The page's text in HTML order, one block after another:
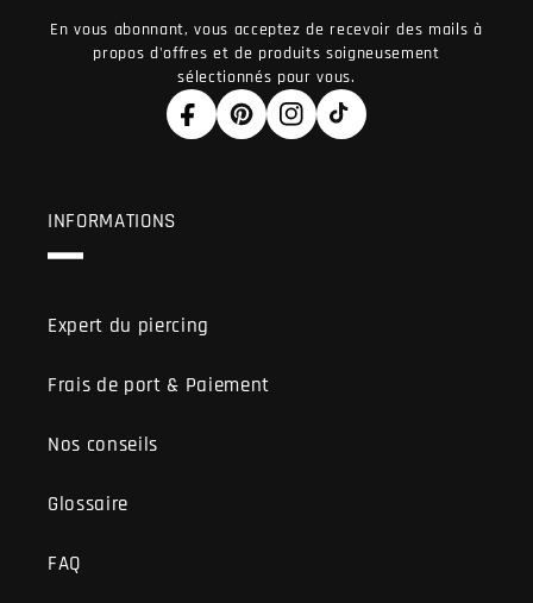
En vous abonnant, vous acceptez de recevoir des mails à
propos d'offres et de produits soigneusement
sélectionnés pour vous.
FacebookPinterestInstagram
TikTok
INFORMATIONS
Expert du piercing
Frais de port & Paiement
Nos conseils
Glossaire
FAQ